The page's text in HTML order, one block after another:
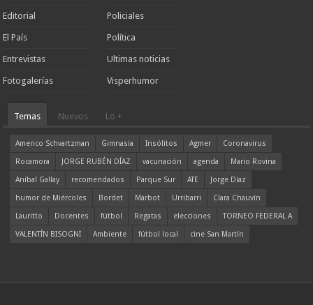
Editorial
El País
Entrevistas
Fotogalerías
Policiales
Política
Ultimas noticias
Visperhumor
Temas Nuevos Lo +
Americo Schvartzman Gimnasia Insólitos Agmer
Coronavirus
Rocamora
JORGE RUBÉN DÍAZ vacunación agenda
Mario Rovina
Aníbal Gallay
recomendados Parque Sur ATE
Jorge Díaz
humor de Miércoles
Bordet Marbot Urribarri
Clara Chauvín
Lauritto
Docentes fútbol Regatas elecciones
TORNEO FEDERAL A
VALENTÍN BISOGNI
Ambiente fútbol local cine San Martín